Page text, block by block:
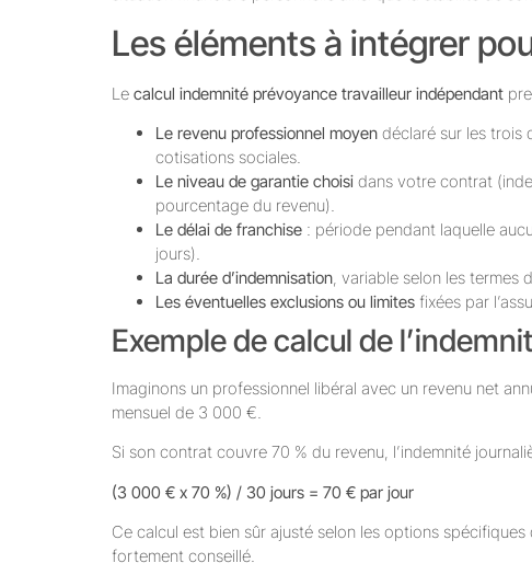
Les éléments à intégrer
Le calcul indemnité prévoyance travailleur indépendant
Le revenu professionnel moyen déclaré sur les trois
cotisations sociales.
Le niveau de garantie choisi dans votre contrat
pourcentage du revenu).
Le délai de franchise : période pendant laquelle
jours).
La durée d’indemnisation, variable selon les termes
Les éventuelles exclusions ou limites fixées par
Exemple de calcul de
Imaginons un professionnel libéral avec un revenu net
mensuel de 3 000 €.
Si son contrat couvre 70 % du revenu, l’indemnité
(3 000 € x 70 %) / 30 jours = 70 € par jour
Ce calcul est bien sûr ajusté selon les options
fortement conseillé.